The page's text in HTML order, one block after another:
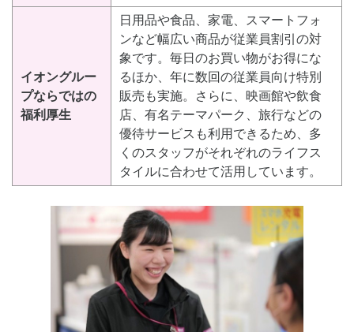
イオングルー
プならではの
福利厚生
日用品や食品、家電、スマートフォ
ンなど幅広い商品が従業員割引の対
象です。毎日のお買い物がお得にな
るほか、年に数回の従業員向け特別
販売も実施。さらに、映画館や飲食
店、有名テーマパーク、旅行などの
優待サービスも利用できるため、多
くのスタッフがそれぞれのライフス
タイルに合わせて活用しています。